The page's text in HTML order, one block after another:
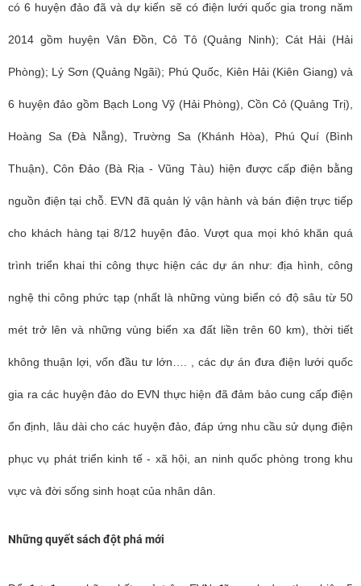
có 6 huyện đảo đã và dự kiến sẽ có điện lưới quốc gia trong năm
2014 gồm huyện Vân Đồn, Cô Tô (Quảng Ninh); Cát Hải (Hải
Phòng); Lý Sơn (Quảng Ngãi); Phú Quốc, Kiên Hải (Kiên Giang) và
6 huyện đảo gồm Bạch Long Vỹ (Hải Phòng), Cồn Cỏ (Quảng Trị),
Hoàng Sa (Đà Nẵng), Trường Sa (Khánh Hòa), Phú Quí (Bình
Thuận), Côn Đảo (Bà Rịa - Vũng Tàu) hiện được cấp điện bằng
nguồn điện tại chỗ. EVN đã quản lý vận hành và bán điện trực tiếp
cho khách hàng tại 8/12 huyện đảo. Vượt qua mọi khó khăn quá
trình triển khai thi công thực hiện các dự án như: địa hình, công
nghệ thi công phức tạp (nhất là những vùng biển có độ sâu từ 50
mét trở lên và những vùng biển xa đất liền trên 60 km), thời tiết
không thuận lợi, vốn đầu tư lớn…. , các dự án đưa điện lưới quốc
gia ra các huyện đảo do EVN thực hiện đã đảm bảo cung cấp điện
ổn định, lâu dài cho các huyện đảo, đáp ứng nhu cầu sử dụng điện
phục vụ phát triển kinh tế - xã hội, an ninh quốc phòng trong khu
vực và đời sống sinh hoạt của nhân dân.
Những quyết sách đột phá mới